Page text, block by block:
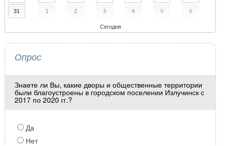
31 1 2 3 4 5 6
Сегодня
Опрос
Знаете ли Вы, какие дворы и общественные территории
были благоустроены в городском поселении Излучинск с
2017 по 2020 гг.?
Да
Нет